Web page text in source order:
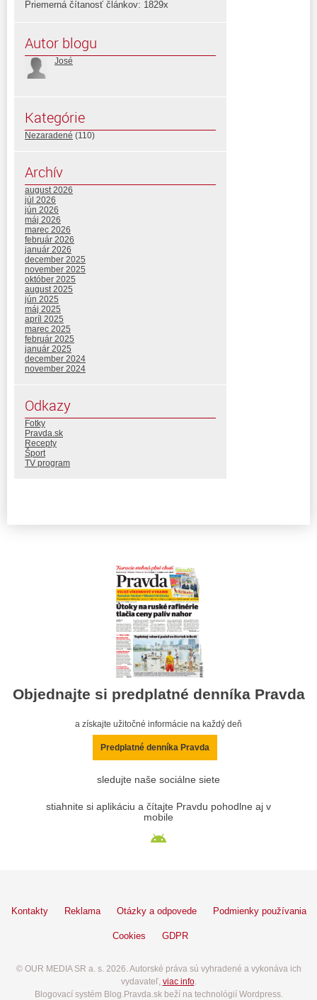
Priemerná čítanosť článkov: 1829x
Autor blogu
José
Kategórie
Nezaradené (110)
Archív
august 2026
júl 2026
jún 2026
máj 2026
marec 2026
február 2026
január 2026
december 2025
november 2025
október 2025
august 2025
jún 2025
máj 2025
apríl 2025
marec 2025
február 2025
január 2025
december 2024
november 2024
Odkazy
Fotky
Pravda.sk
Recepty
Šport
TV program
Objednajte si predplatné denníka Pravda
a získajte užitočné informácie na každý deň
Predplatné denníka Pravda
sledujte naše sociálne siete
stiahnite si aplikáciu a čítajte Pravdu pohodlne aj v
mobile
Kontakty Reklama Otázky a odpovede Podmienky používania
Cookies GDPR
© OUR MEDIA SR a. s. 2026. Autorské práva sú vyhradené a vykonáva ich
vydavateľ, viac info.
Blogovací systém Blog.Pravda.sk beží na technológií Wordpress.